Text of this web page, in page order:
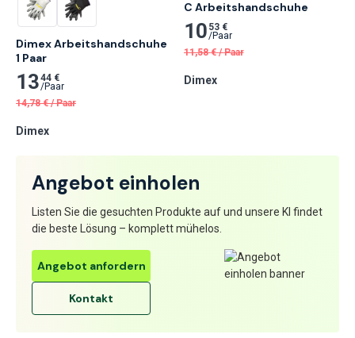
Angebot einholen
Listen Sie die gesuchten Produkte auf und unsere KI findet
die beste Lösung – komplett mühelos.
Angebot anfordern
Kontakt
Dimex Arbeitshandschuhe
1 Paar
1344 €
/Paar
14,78 € /Paar
Dimex
C Arbeitshandschuhe
10 53 €
/Paar
11,58 € /Paar
Dimex